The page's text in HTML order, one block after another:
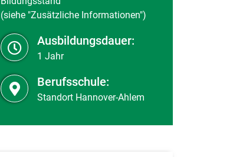
(siehe "Zusätzliche Informationen")
Ausbildungsdauer:
1 Jahr
Berufsschule:
Standort Hannover-Ahlem